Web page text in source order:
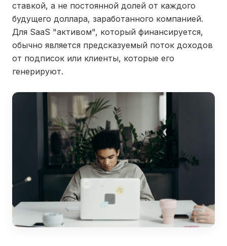
ставкой, а не постоянной долей от каждого
будущего доллара, заработанного компанией.
Для SaaS "активом", который финансируется,
обычно является предсказуемый поток доходов
от подписок или клиенты, которые его
генерируют.